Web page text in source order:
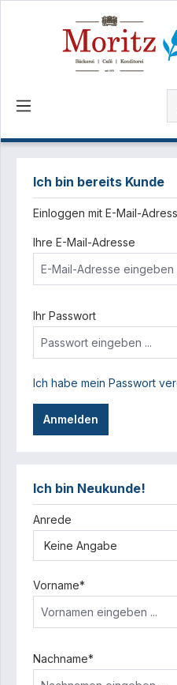
Ich bin bereits Kunde
Einloggen mit E-Mail-
Ihre E-Mail-Adresse
Ihr Passwort
Ich habe mein Passwort
Anmelden
Ich bin Neukunde!
Persönliche
Anrede
Vorname*
Nachname*